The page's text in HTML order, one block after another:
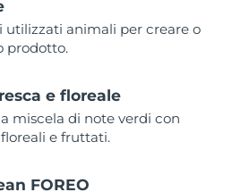
utilizzati animali per creare o
prodotto.
e floreale
miscela di note verdi con
e fruttati.
FOREO
Consegna stimata8/10/26
Consegna stimata8/18/26